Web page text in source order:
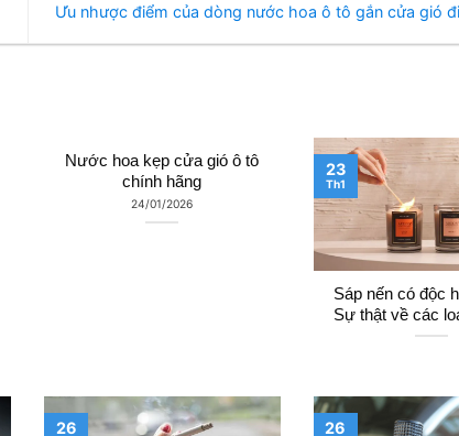
Ưu nhược điểm của dòng nước hoa ô tô gắn cửa gió
Nước hoa kẹp cửa gió ô tô
chính hãng
24/01/2026
Sáp nến có độc
Sự thật về các
23
Th1
26 26